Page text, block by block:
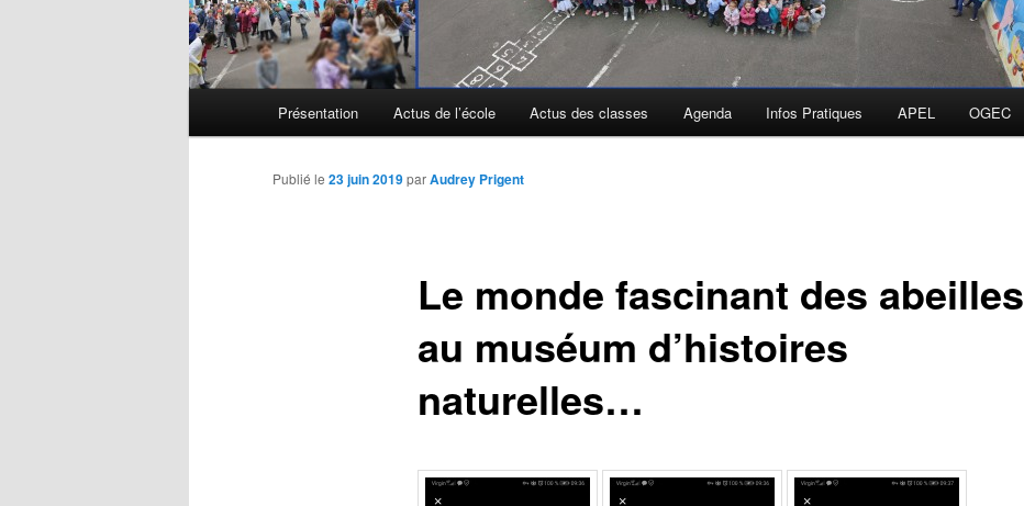
Aller au contenu principal
Aller au contenu secondaire
Présentation Actus de l’école Actus des classes Agenda Infos Pratiques APEL OGEC
Le monde fascinant des abeilles
au muséum d’histoires
naturelles…
Publié le 23 juin 2019parAudrey Prigent